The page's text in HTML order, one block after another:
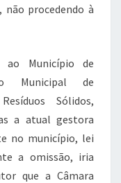
procedendo à
Município de
Municipal de
Sólidos,
a atual gestora
no município, lei
a omissão, iria
que a Câmara